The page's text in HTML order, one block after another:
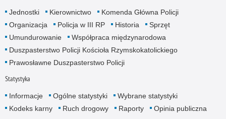
Jednostki Kierownictwo
Komenda Główna Policji
Organizacja
Policja w III RP Historia
Sprzęt
Umundurowanie
Współpraca międzynarodowa
Duszpasterstwo Policji Kościoła Rzymskokatolickiego
Prawosławne Duszpasterstwo Policji
Statystyka
Informacje Ogólne statystyki
Wybrane statystyki
Kodeks karny
Ruch drogowy Raporty Opinia publiczna